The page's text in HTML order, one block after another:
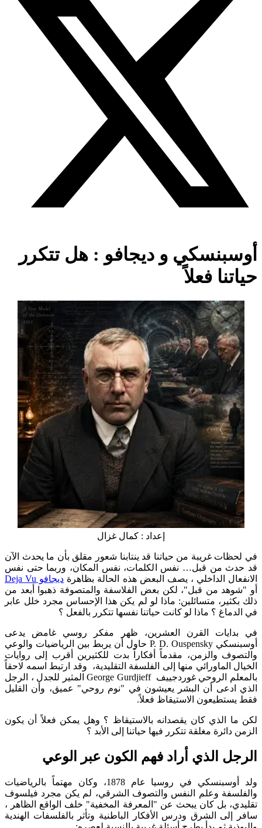
و ديجافو : هل تتكرر
فعلاً
إعداد : كمال غزال
غريبة من حياتنا قد ينتابنا شعور مقلق بأن ما يحدث الآن
من قبل… نفس الكلمات، نفس المكان، وربما حتى نفس
الداخلي ، يصف البعض هذه الحالة بظاهرةديجافو Deja Vu
من قبل"، لكن بعض الفلاسفة والمتصوفة ذهبوا أبعد من
متسائلين: ماذا لو لم يكن هذا الإحساس مجرد خلل عابر
؟ ماذا لو كانت حياتنا نفسها تتكرر بالفعل ؟
القرن العشرين، ظهر مفكر روسي غامض يدعى
أوسبنسكي P. D. Ouspensky حاول أن يربط بين الرياضيات والوعي
والزمن، مقدماً أفكاراً بدت للكثيرين أقرب إلى روايات
الماورائي منها إلى الفلسفة التقليدية، وقد ارتبط اسمه لاحقاً
بالمعلم الروحي غوردجييف George Gurdjieff المثير للجدل ، الرجل
أن البشر يعيشون في "نوم روحي" عميق، وأن القليل
الاستيقاظ فعلاً.
الذي كان يقصدانه بالاستيقاظ ؟ وهل يمكن فعلاً أن يكون
مغلقة تتكرر فيها حياتنا إلى الأبد ؟
الذي أراد فهم الكون عبر الوعي
ولد أوسبنسكي في روسيا عام 1878، وكان مهتماً بالرياضيات
وعلم النفس والتصوف الشرقي، لم يكن مجرد فيلسوف
بل كان يبحث عن "المعرفة المخفية" خلف الواقع الظاهر ،
الشرق ودرس الأفكار الباطنية وتأثر بالفلسفات الهندية